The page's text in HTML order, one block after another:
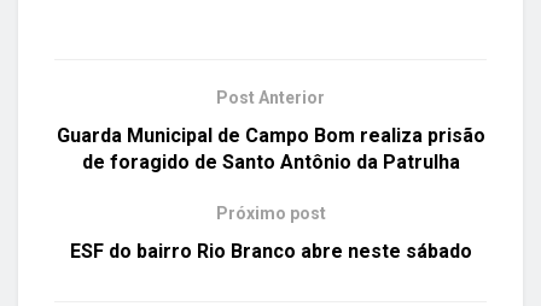
Post Anterior
Guarda Municipal de Campo Bom realiza prisão
de foragido de Santo Antônio da Patrulha
Próximo post
ESF do bairro Rio Branco abre neste sábado